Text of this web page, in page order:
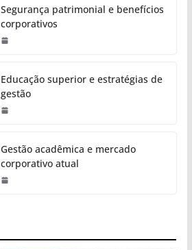
Segurança patrimonial e benefícios
corporativos
Educação superior e estratégias de
gestão
Gestão acadêmica e mercado
corporativo atual